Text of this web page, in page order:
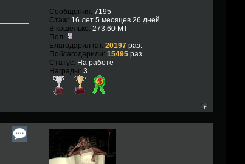
Сообщения: 7195
Стаж: 16 лет 5 месяцев 26 дней
В кошельке: 273.60 MT
Пол:
Благодарил (а): 20197раз.
Поблагодарили: 15495раз.
Статус: На работе
Награды: 3